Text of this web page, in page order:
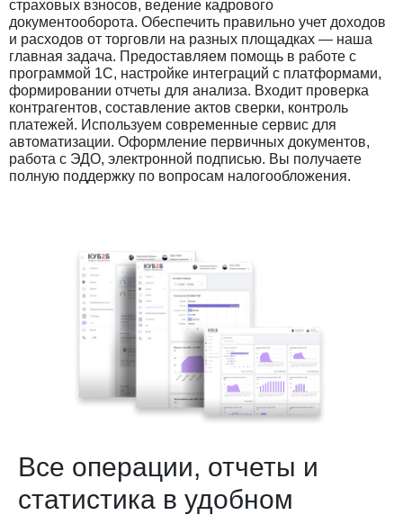
страховых взносов, ведение кадрового
документооборота. Обеспечить правильно учет доходов
и расходов от торговли на разных площадках — наша
главная задача. Предоставляем помощь в работе с
программой 1С, настройке интеграций с платформами,
формировании отчеты для анализа. Входит проверка
контрагентов, составление актов сверки, контроль
платежей. Используем современные сервис для
автоматизации. Оформление первичных документов,
работа с ЭДО, электронной подписью. Вы получаете
полную поддержку по вопросам налогообложения.
Все операции, отчеты и
статистика в удобном